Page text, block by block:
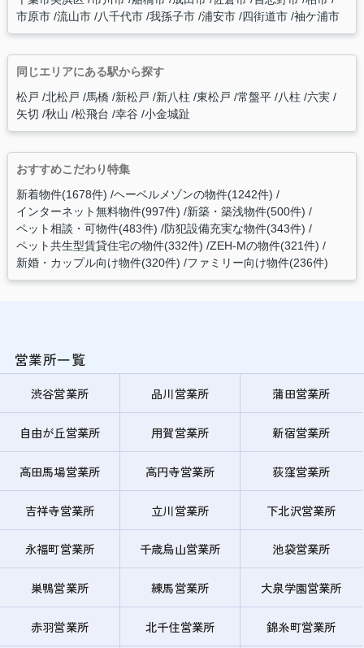
市原市 流山市 八千代市 我孫子市 浦安市 四街道市 袖ケ浦市
同じエリアにある駅から探す
松戸 北松戸 馬橋 新松戸 新八柱 東松戸 常盤平 八柱 六実
矢切 秋山 松飛台 幸谷 小金城趾
おすすめこだわり特集
新着物件(1678件) ヘーベルメゾンの物件(1242件)
インターネット無料物件(997件) 新築・築浅物件(500件)
ペット相談・可物件(483件) 防犯設備充実な物件(343件)
ペット共生型賃貸住宅の物件(332件) ZEH-Mの物件(321件)
新婚・カップル向け物件(320件) ファミリー向け物件(236件)
営業所一覧
渋谷営業所 品川営業所 蒲田営業所
自由が丘営業所 用賀営業所 新宿営業所
高田馬場営業所 高円寺営業所 荻窪営業所
吉祥寺営業所 立川営業所 下北沢営業所
永福町営業所 千歳烏山営業所 池袋営業所
巣鴨営業所 練馬営業所 大泉学園営業所
赤羽営業所 北千住営業所 錦糸町営業所